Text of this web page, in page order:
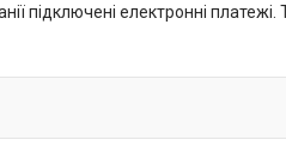
підключені електронні